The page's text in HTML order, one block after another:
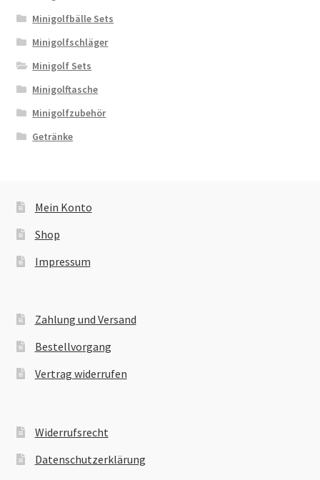
Minigolfbälle Sets
Minigolfschläger
Minigolf Sets
Minigolftasche
Minigolfzubehör
Getränke
Mein Konto
Shop
Impressum
Zahlung und Versand
Bestellvorgang
Vertrag widerrufen
Widerrufsrecht
Datenschutzerklärung